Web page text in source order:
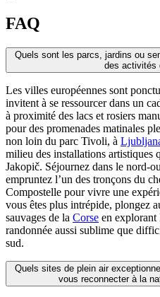
FAQ
Quels sont les parcs, jardins ou
des activités
Les villes européennes sont
invitent à se ressourcer dans un
à proximité des lacs et rosiers
pour des promenades matinales
non loin du parc Tivoli, à
milieu des installations artistiques
Jakopič. Séjournez dans le nord-
empruntez l’un des tronçons du
Compostelle pour vivre une
vous êtes plus intrépide, plongez
sauvages de la Corse en explorant
randonnée aussi sublime que
sud.
Quels sites de plein air
vous reconnecter à la